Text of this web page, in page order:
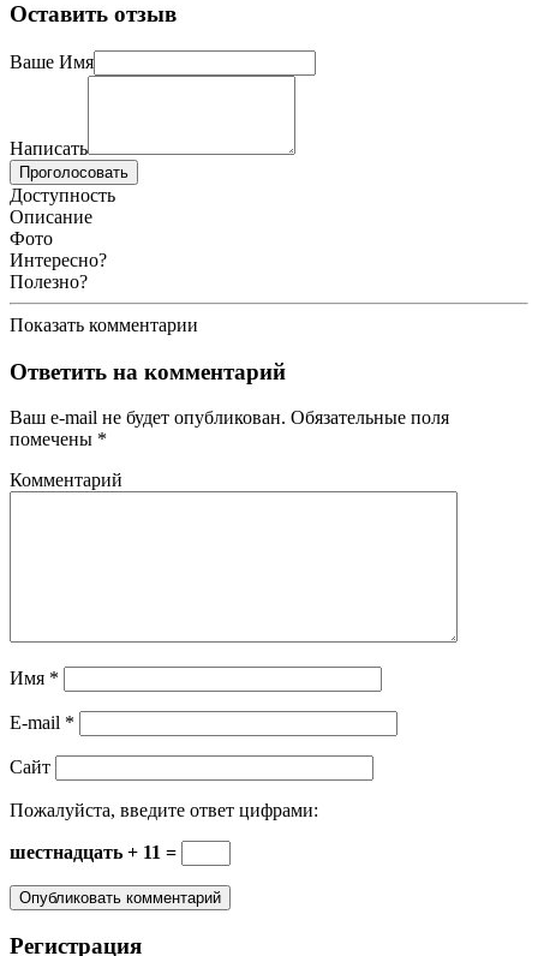
Оставить отзыв
Ваше Имя
Написать
Проголосовать
Доступность
Описание
Фото
Интересно?
Полезно?
Показать комментарии
Ответить на комментарий
Ваш e-mail не будет опубликован. Обязательные поля
помечены *
Комментарий
Имя *
E-mail *
Сайт
Пожалуйста, введите ответ цифрами:
шестнадцать + 11 =
Регистрация